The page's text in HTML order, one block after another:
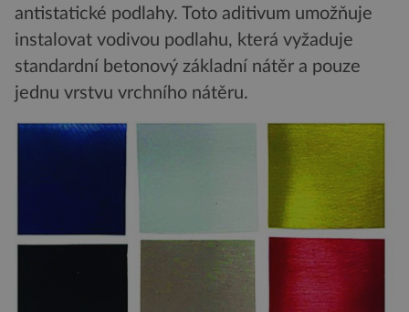
antistatické podlahy. Toto aditivum umožňuje
instalovat vodivou podlahu, která vyžaduje
standardní betonový základní nátěr a pouze
jednu vrstvu vrchního nátěru.